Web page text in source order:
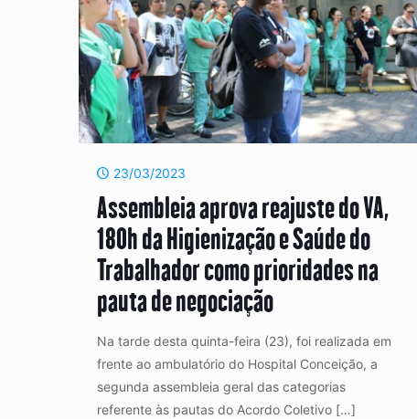
23/03/2023
Assembleia aprova reajuste do VA,
180h da Higienização e Saúde do
Trabalhador como prioridades na
pauta de negociação
Na tarde desta quinta-feira (23), foi realizada em
frente ao ambulatório do Hospital Conceição, a
segunda assembleia geral das categorias
referente às pautas do Acordo Coletivo[…]